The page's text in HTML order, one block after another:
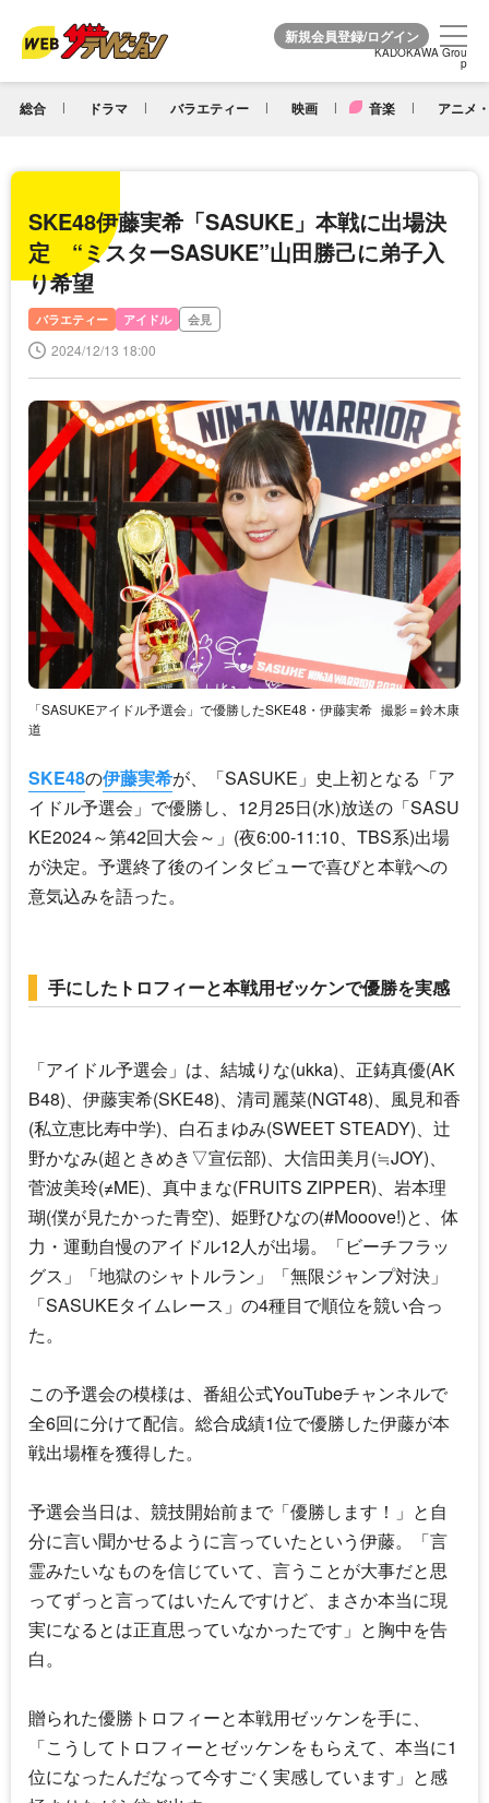
KADOKAWA Grou
p
総合 ドラマ バラエティー 映画 音楽 アニメ
KADOKAWA Grou
p
SKE48伊藤実希「SASUKE」本戦に出場決
定 “ミスターSASUKE”山田勝己に弟子入
り希望
バラエティー アイドル 会見
2024/12/13 18:00
「SASUKEアイドル予選会」で優勝したSKE48・伊藤実希 撮影＝鈴木康
道
SKE48の伊藤実希が、「SASUKE」史上初となる「ア
イドル予選会」で優勝し、12月25日(水)放送の「SASU
KE2024～第42回大会～」(夜6:00-11:10、TBS系)出場
が決定。予選終了後のインタビューで喜びと本戦への
意気込みを語った。
手にしたトロフィーと本戦用ゼッケンで優勝を実感
「アイドル予選会」は、結城りな(ukka)、正鋳真優(AK
B48)、 伊藤実希(SKE48)、清司麗菜(NGT48)、風見和香
(私立恵比寿中学)、白石まゆみ(SWEET STEADY)、辻
野かなみ(超ときめき▽宣伝部)、大信田美月(≒JOY)、
菅波美玲(≠ME)、真中まな(FRUITS ZIPPER)、岩本理
瑚(僕が見たかった青空)、姫野ひなの(#Mooove!)と、体
力・運動自慢のアイドル12人が出場。「ビーチフラッ
グス」「地獄のシャトルラン」「無限ジャンプ対決」
「SASUKEタイムレース」の4種目で順位を競い合っ
た。
この予選会の模様は、番組公式YouTubeチャンネルで
全6回に分けて配信。総合成績1位で優勝した伊藤が本
戦出場権を獲得した。
予選会当日は、競技開始前まで「優勝します！」と自
分に言い聞かせるように言っていたという伊藤。「言
霊みたいなものを信じていて、言うことが大事だと思
ってずっと言ってはいたんですけど、まさか本当に現
実になるとは正直思っていなかったです」と胸中を告
白。
贈られた優勝トロフィーと本戦用ゼッケンを手に、
「こうしてトロフィーとゼッケンをもらえて、本当に1
位になったんだなって今すごく実感しています」と感